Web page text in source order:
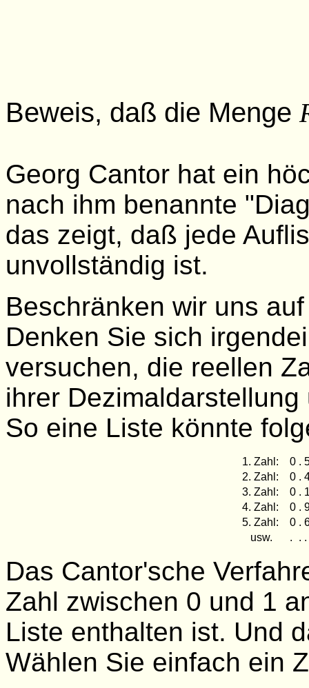
Beweis, daß die Menge
Georg Cantor hat ein
nach ihm benannte
das zeigt, daß jede
unvollständig ist.
Beschränken wir uns
Denken Sie sich
versuchen, die reellen
ihrer
So eine Liste könnte
1. Zahl: 0 .
2. Zahl:
0 .
3. Zahl:
0 .
4. Zahl:
0 .
5. Zahl:
0 .
usw.
. . .
Das Cantor'sche
Zahl zwischen 0 und 1
Liste enthalten ist. Und
Wählen Sie einfach ein